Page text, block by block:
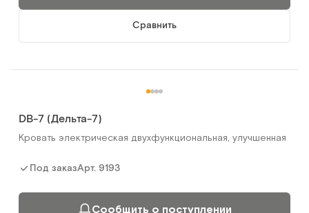
Сравнить
DB-7 (Дельта-7)
Кровать электрическая двухфункциональная, улучшенная
Под заказАрт. 9193
Сообщить о поступлении